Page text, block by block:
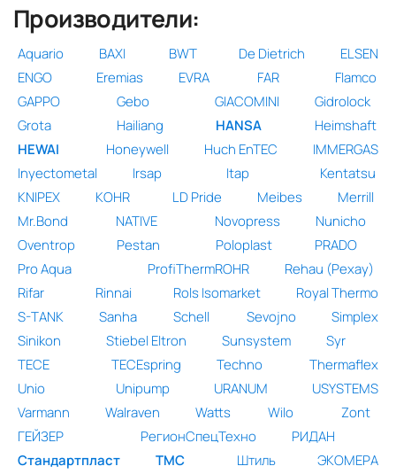
Производители:
Aquario BAXI BWT De Dietrich
ELSEN
ENGO
Eremias EVRA FAR
Flamco
GAPPO
Gebo GIACOMINI
Gidrolock
Grota
Hailiang HANSA
Heimshaft
HEWAI
Honeywell Huch EnTEC
IMMERGAS
Inyectometal
Irsap Itap
Kentatsu
KNIPEX
KOHR LD Pride Meibes
Merrill
Mr.Bond
NATIVE Novopress
Nunicho
Oventrop
Pestan Poloplast
PRADO
Pro Aqua
ProfiThermROHR
Rehau (Рехау)
Rifar
Rinnai Rols Isomarket
Royal Thermo
S-TANK
Sanha Schell Sevojno
Simplex
Sinikon
Stiebel Eltron Sunsystem
Syr
TECE
TECEspring Techno
Thermaflex
Unio
Unipump URANUM
USYSTEMS
Varmann
Walraven Watts Wilo
Zont
ГЕЙЗЕР
РегионСпецТехно
РИДАН
Стандартпласт
ТМС Штиль
ЭКОМЕРА